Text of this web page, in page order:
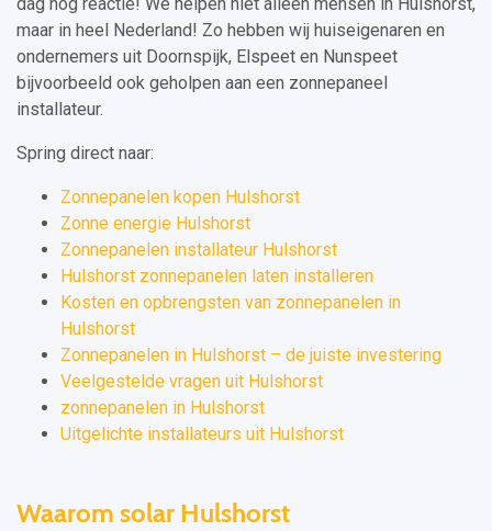
dag nog reactie! We helpen niet alleen mensen in Hulshorst,
maar in heel Nederland! Zo hebben wij huiseigenaren en
ondernemers uit Doornspijk, Elspeet en Nunspeet
bijvoorbeeld ook geholpen aan een zonnepaneel
installateur.
Spring direct naar:
Zonnepanelen kopen Hulshorst
Zonne energie Hulshorst
Zonnepanelen installateur Hulshorst
Hulshorst zonnepanelen laten installeren
Kosten en opbrengsten van zonnepanelen in
Hulshorst
Zonnepanelen in Hulshorst – de juiste investering
Veelgestelde vragen uit Hulshorst
zonnepanelen in Hulshorst
Uitgelichte installateurs uit Hulshorst
Waarom solar Hulshorst